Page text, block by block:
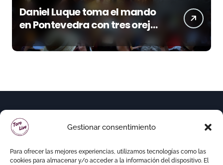
Gestionar consentimiento
Para ofrecer las mejores experiencias, utilizamos tecnologías como las
cookies para almacenar y/o acceder a la información del dispositivo. El
Daniel Luque toma el mando
en Pontevedra con tres orejas
y una Puerta Grande de peso